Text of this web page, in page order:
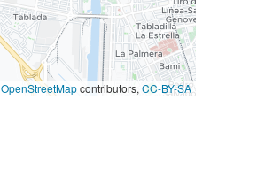
OpenStreetMapcontributors, CC-BY-SA